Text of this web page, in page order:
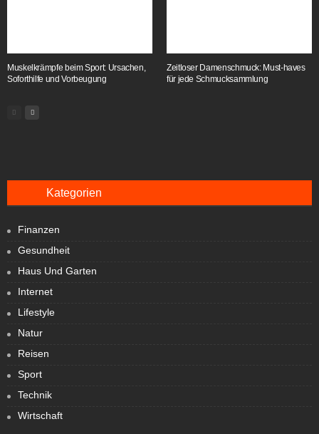
Muskelkrämpfe beim Sport: Ursachen,
Soforthilfe und Vorbeugung
Zeitloser Damenschmuck: Must-haves
für jede Schmucksammlung
Kategorien
Finanzen
Gesundheit
Haus Und Garten
Internet
Lifestyle
Natur
Reisen
Sport
Technik
Wirtschaft